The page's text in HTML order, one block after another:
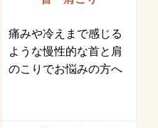
痛みや冷えまで感じる
ような慢性的な首と肩
のこりでお悩みの方へ